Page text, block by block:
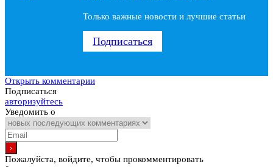
Только важные новости и лучшие статьи
Подписаться
Открыть комментарии
Подписаться
авторизуйтесь
Уведомить о
Пожалуйста, войдите, чтобы прокомментировать